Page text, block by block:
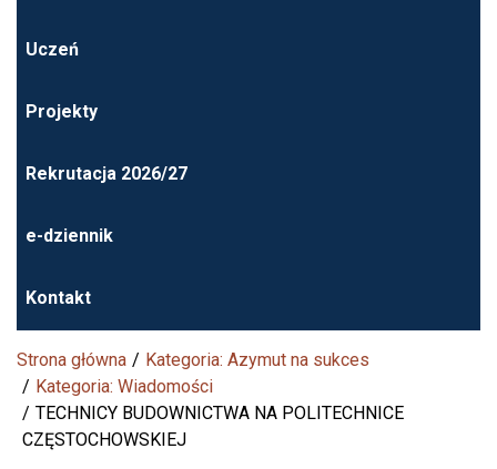
Uczeń
Projekty
Rekrutacja 2026/27
e-dziennik
Kontakt
Strona główna
Kategoria: Azymut na sukces
Kategoria: Wiadomości
TECHNICY BUDOWNICTWA NA POLITECHNICE
CZĘSTOCHOWSKIEJ